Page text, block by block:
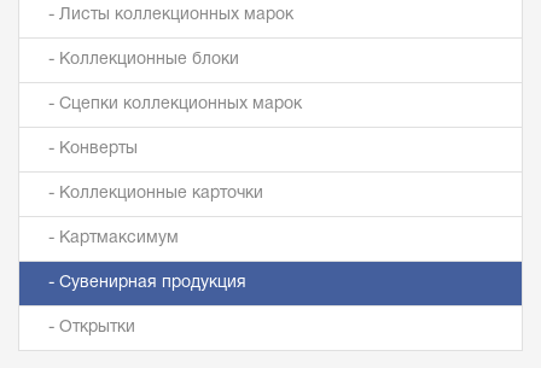
- Листы коллекционных марок
- Коллекционные блоки
- Сцепки коллекционных марок
- Конверты
- Коллекционные карточки
- Картмаксимум
- Сувенирная продукция
- Открытки